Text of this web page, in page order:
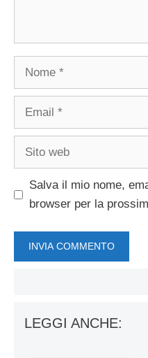
Nome
Email
Sito
Salva il mio nome,
browser per la
LEGGI ANCHE: